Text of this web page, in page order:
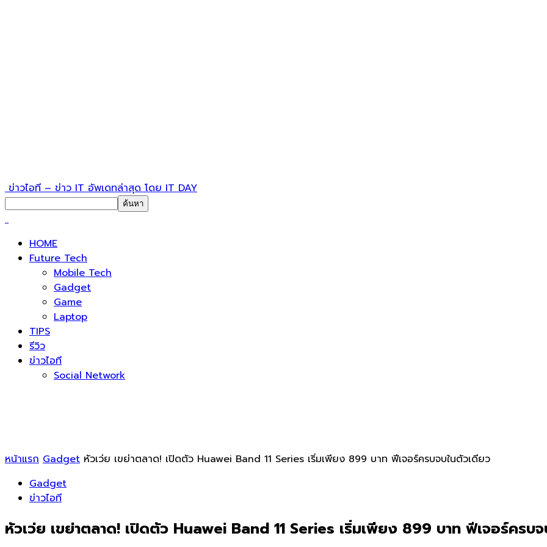
ข่าวไอที – ข่าว IT อัพเดทล่าสุด โดย IT DAY
HOME
Future Tech
Mobile Tech
Gadget
Game
Laptop
TIPS
รีวิว
ข่าวไอที
Social Network
หน้าแรก Gadget หัวเว่ย เขย่าตลาด! เปิดตัว Huawei Band 11 Series เริ่มเพียง 899 บาท ฟีเจอร์ครบจบในตัวเดียว
Gadget
ข่าวไอที
หัวเว่ย เขย่าตลาด! เปิดตัว Huawei Band 11 Series เริ่มเพียง 899 บาท ฟีเจอร์ครบ